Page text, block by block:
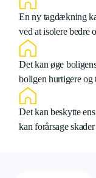
En ny tagdækning
ved at isolere bedre
Det kan øge
boligen hurtigere og
Det kan beskytte
kan forårsage